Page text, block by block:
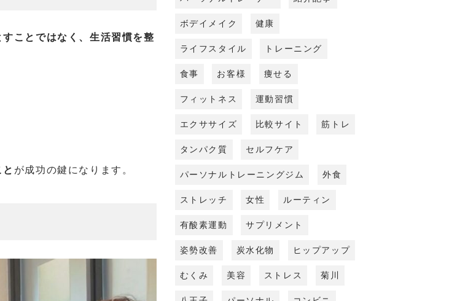
すことではなく、生活習慣を整
が成功の鍵になります。
ボデイメイク 健康
ライフスタイル トレーニング
食事 お客様 痩せる
フィットネス 運動習慣
エクササイズ 比較サイト 筋トレ
タンパク質 セルフケア
パーソナルトレーニングジム 外食
ストレッチ 女性 ルーティン
有酸素運動 サプリメント
姿勢改善 炭水化物 ヒップアップ
むくみ 美容 ストレス 菊川